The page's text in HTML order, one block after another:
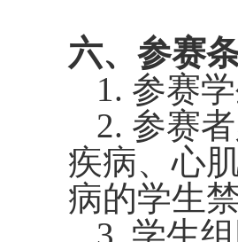
六、参赛
1. 参赛
2. 参赛
疾病、心
病的学生